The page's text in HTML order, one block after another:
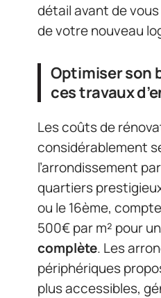
détail avant de
de votre nouveau
Optimiser son
ces travaux
Les coûts de
considérablement
l’arrondissement
quartiers
ou le 16ème,
500€ par m² pour
complète. Les
périphériques
plus accessibles,